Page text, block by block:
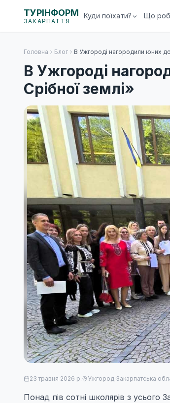
ТУРІНФОРМ
ЗАКАРПАТТЯ
Куди поїхати? Що
Головна Блог В Ужгороді нагородили юних
В Ужгороді
Срібної землі»
23 травня 2026 р. Ужгород·Закарпатська
Понад пів сотні школярів з усього